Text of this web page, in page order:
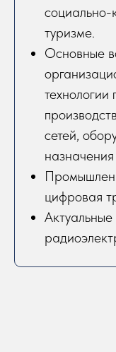
социально-
туризме.
Основные
сетей,
цифровая